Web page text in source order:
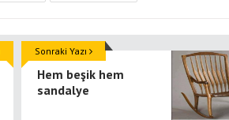
Hem beşik hem
sandalye
Sonraki Yazı